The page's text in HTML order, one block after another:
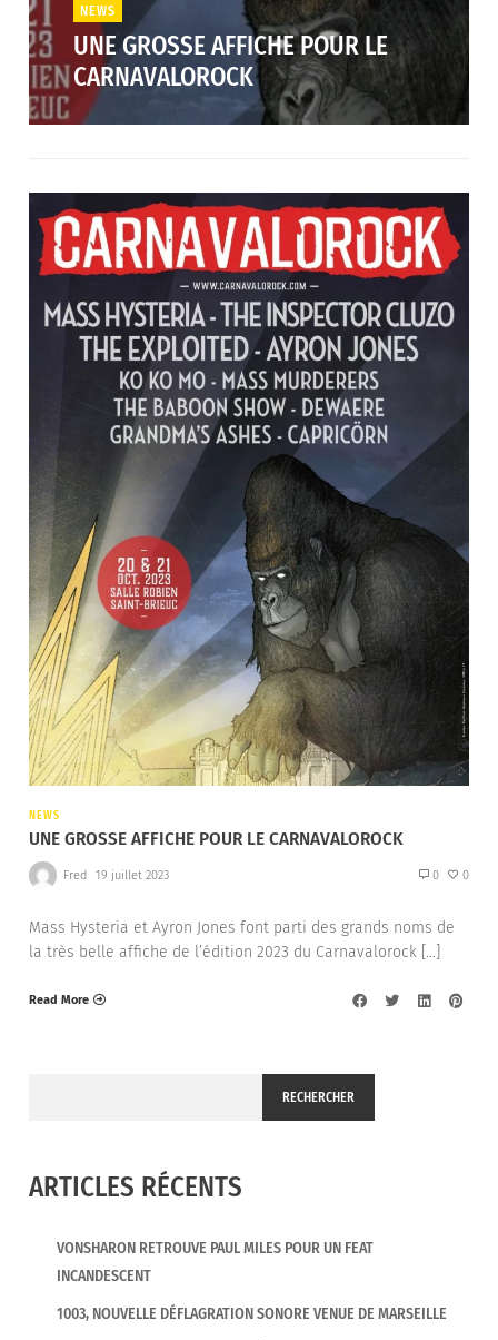
NEWS
UNE GROSSE AFFICHE POUR LE
CARNAVALOROCK
NEWS
UNE GROSSE AFFICHE POUR LE CARNAVALOROCK
Fred 19 juillet 2023 0 0
Mass Hysteria et Ayron Jones font parti des grands noms de
la très belle affiche de l’édition 2023 du Carnavalorock […]
Read More
RECHERCHER
ARTICLES RÉCENTS
VONSHARON RETROUVE PAUL MILES POUR UN FEAT
INCANDESCENT
1003, NOUVELLE DÉFLAGRATION SONORE VENUE DE MARSEILLE